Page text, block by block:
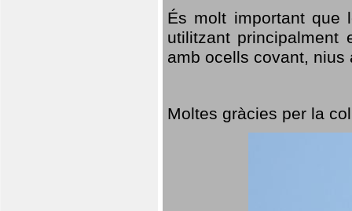
És molt important que
utilitzant
amb ocells covant,
Moltes gràcies per la